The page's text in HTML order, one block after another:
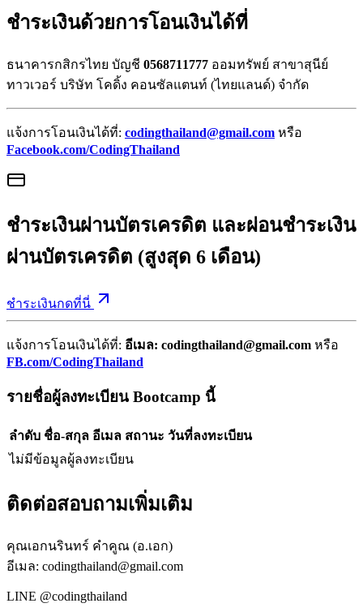
ชำระเงินด้วยการโอนเงินได้ที่
ธนาคารกสิกรไทย บัญชี 0568711777 ออมทรัพย์ สาขาสุนีย์
ทาวเวอร์ บริษัท โคดิ้ง คอนซัลแตนท์ (ไทยแลนด์) จำกัด
แจ้งการโอนเงินได้ที่: codingthailand@gmail.com หรือ
Facebook.com/CodingThailand
ชำระเงินผ่านบัตรเครดิต และผ่อนชำระเงิน
ผ่านบัตรเครดิต (สูงสุด 6 เดือน)
ชำระเงินกดที่นี่
แจ้งการโอนเงินได้ที่: อีเมล: codingthailand@gmail.com หรือ
FB.com/CodingThailand
รายชื่อผู้ลงทะเบียน Bootcamp นี้
ลำดับ ชื่อ-สกุล อีเมล สถานะ วันที่ลงทะเบียน
ไม่มีข้อมูลผู้ลงทะเบียน
ติดต่อสอบถามเพิ่มเติม
คุณเอกนรินทร์ คำคูณ (อ.เอก)
อีเมล: codingthailand@gmail.com
LINE @codingthailand